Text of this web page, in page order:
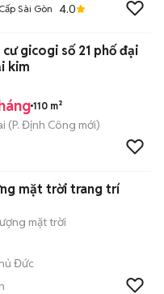
Sài Gòn 4.0
đại
kim
110 m²
(P. Định Công mới)
mặt trời trang trí
mặt trời
Đức